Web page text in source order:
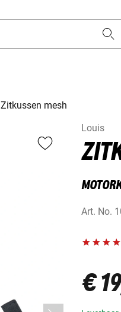
Zitkussen mesh
Louis
Art. No.
€